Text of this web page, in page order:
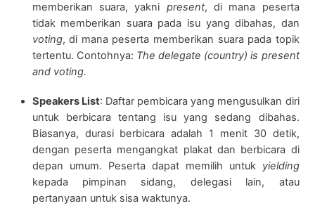
memberikan suara, yakni present, di mana peserta
tidak memberikan suara pada isu yang dibahas, dan
voting, di mana peserta memberikan suara pada topik
tertentu. Contohnya: The delegate (country) is present
and voting.
Speakers List: Daftar pembicara yang mengusulkan diri
untuk berbicara tentang isu yang sedang dibahas.
Biasanya, durasi berbicara adalah 1 menit 30 detik,
dengan peserta mengangkat plakat dan berbicara di
depan umum. Peserta dapat memilih untuk yielding
kepada pimpinan sidang, delegasi lain, atau
pertanyaan untuk sisa waktunya.